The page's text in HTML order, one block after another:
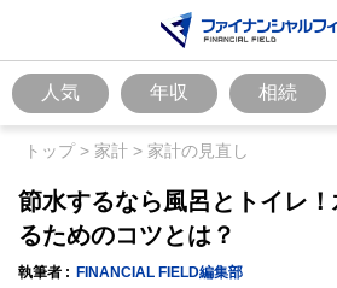
人気 年収 相続
トップ> 家計 > 家計の見直し
節水するなら風呂とトイレ
るためのコツとは？
執筆者 : FINANCIAL FIELD編集部